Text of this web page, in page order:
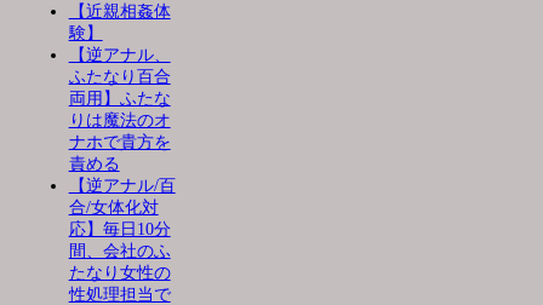
【近親相姦体
験】
【逆アナル、
ふたなり百合
両用】ふたな
りは魔法のオ
ナホで貴方を
責める
【逆アナル/百
合/女体化対
応】毎日10分
間、会社のふ
たなり女性の
性処理担当で